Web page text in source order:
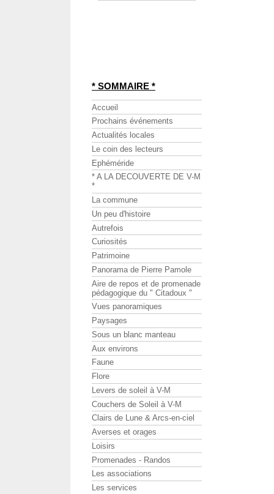
* SOMMAIRE *
Accueil
Prochains événements
Actualités locales
Le coin des lecteurs
Ephéméride
* A LA DECOUVERTE DE V-M
*
La commune
Un peu d'histoire
Autrefois
Curiosités
Patrimoine
Panorama de Pierre Pamole
Aire de repos et de promenade
pédagogique du " Citadoux "
Vues panoramiques
Paysages
Sous un blanc manteau
Aux environs
Faune
Flore
Levers de soleil à V-M
Couchers de Soleil à V-M
Clairs de Lune & Arcs-en-ciel
Averses et orages
Loisirs
Promenades - Randos
Les associations
Les services